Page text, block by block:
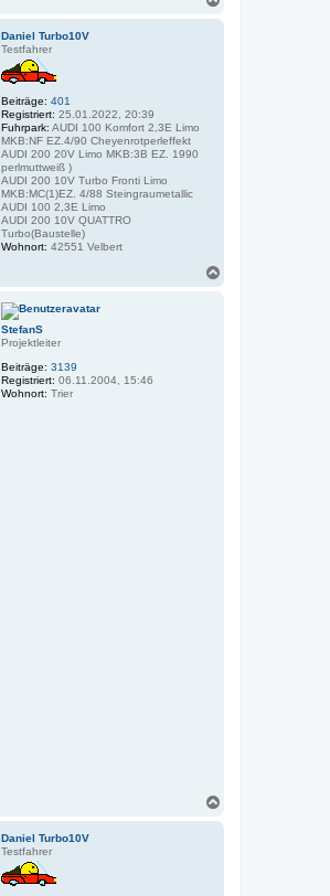
Daniel Turbo10V
Testfahrer
Beiträge: 401
Registriert: 25.01.2022, 20:39
Fuhrpark: AUDI 100 Komfort 2,3E Limo
MKB:NF EZ.4/90 Cheyenrotperleffekt
AUDI 200 20V Limo MKB:3B EZ. 1990
perlmuttweiß )
AUDI 200 10V Turbo Fronti Limo
MKB:MC(1)EZ. 4/88 Steingraumetallic
AUDI 100 2,3E Limo
AUDI 200 10V QUATTRO
Turbo(Baustelle)
Wohnort: 42551 Velbert
StefanS
Projektleiter
Beiträge: 3139
Registriert: 06.11.2004, 15:46
Wohnort: Trier
Daniel Turbo10V
Testfahrer